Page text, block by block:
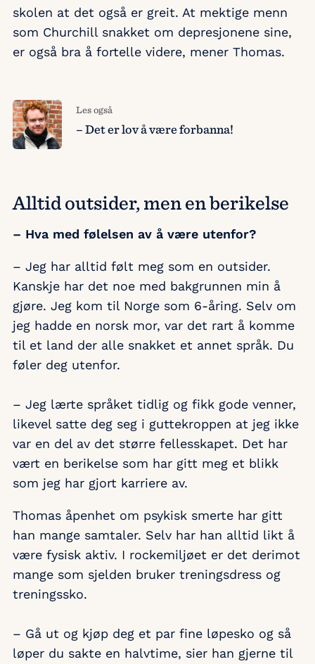
skolen at det også er greit. At mektige menn
som Churchill snakket om depresjonene sine,
er også bra å fortelle videre, mener Thomas.
Les også
– Det er lov å være forbanna!
Alltid outsider, men en berikelse
– Hva med følelsen av å være utenfor?
– Jeg har alltid følt meg som en outsider.
Kanskje har det noe med bakgrunnen min å
gjøre. Jeg kom til Norge som 6-åring. Selv om
jeg hadde en norsk mor, var det rart å komme
til et land der alle snakket et annet språk. Du
føler deg utenfor.
– Jeg lærte språket tidlig og fikk gode venner,
likevel satte deg seg i guttekroppen at jeg ikke
var en del av det større fellesskapet. Det har
vært en berikelse som har gitt meg et blikk
som jeg har gjort karriere av.
Thomas åpenhet om psykisk smerte har gitt
han mange samtaler. Selv har han alltid likt å
være fysisk aktiv. I rockemiljøet er det derimot
mange som sjelden bruker treningsdress og
treningssko.
– Gå ut og kjøp deg et par fine løpesko og så
løper du sakte en halvtime, sier han gjerne til